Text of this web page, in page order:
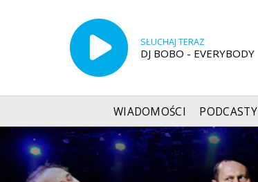
SŁUCHAJ TERAZ
DJ BOBO - EVERYBODY
WIADOMOŚCI PODCASTY